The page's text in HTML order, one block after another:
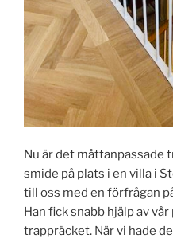
Nu är det måttanpassade
smide på plats i en villa i
till oss med en förfrågan
Han fick snabb hjälp av
trappräcket. När vi hade